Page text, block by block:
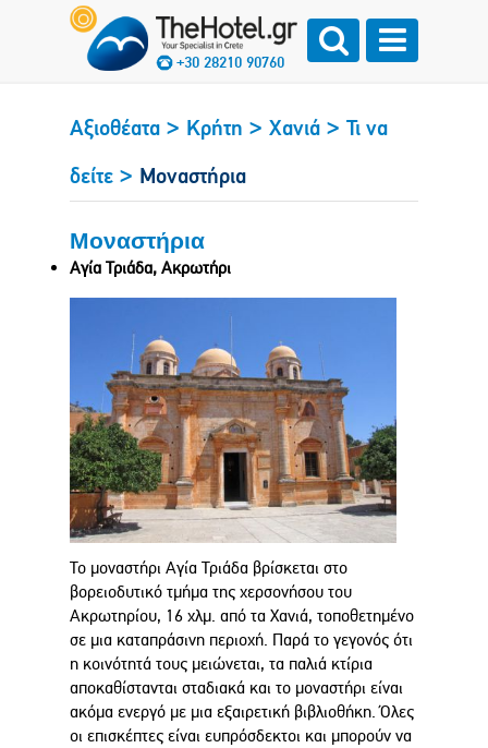
+30 28210 90760
Αξιοθέατα > Κρήτη > Χανιά > Τι να
δείτε > Μοναστήρια
Μοναστήρια
Αγία Τριάδα, Ακρωτήρι
Το μοναστήρι Αγία Τριάδα βρίσκεται στο
βορειοδυτικό τμήμα της χερσονήσου του
Ακρωτηρίου, 16 χλμ. από τα Χανιά, τοποθετημένο
σε μια καταπράσινη περιοχή. Παρά το γεγονός ότι
η κοινότητά τους μειώνεται, τα παλιά κτίρια
αποκαθίστανται σταδιακά και το μοναστήρι είναι
ακόμα ενεργό με μια εξαιρετική βιβλιοθήκη. Όλες
οι επισκέπτες είναι ευπρόσδεκτοι και μπορούν να